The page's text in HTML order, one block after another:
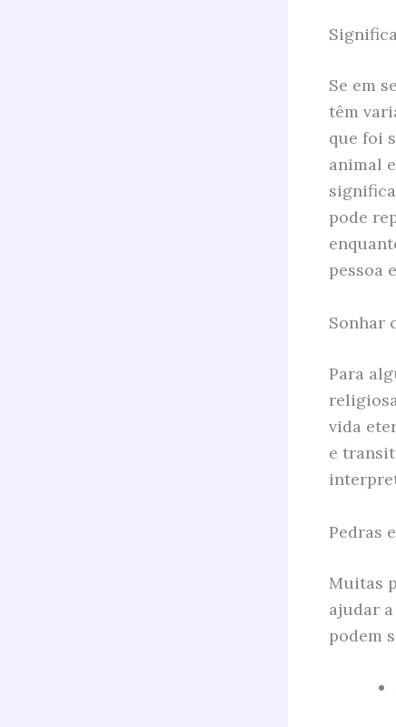
Se em
têm
que foi
animal
pode
pessoa
Sonhar
Para
vida
e
Pedras
Muitas
ajudar
podem